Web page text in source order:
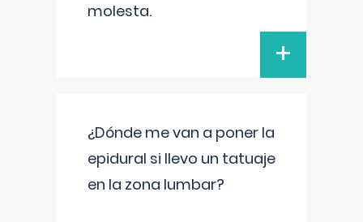
molesta.
+
¿Dónde me van a poner la
epidural si llevo un tatuaje
en la zona lumbar?